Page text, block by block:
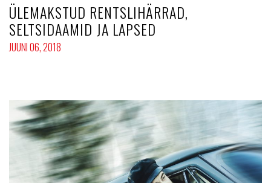
ÜLEMAKSTUD RENTSLIHÄRRAD,
SELTSIDAAMID JA LAPSED
JUUNI 06, 2018